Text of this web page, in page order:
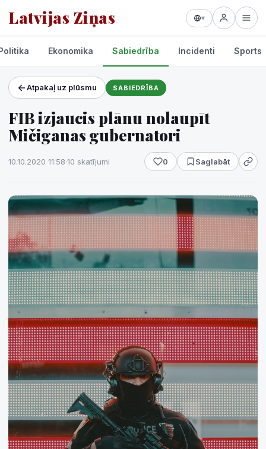
Latvijas Ziņas ▾
Projekti un pakalpojumi
Laikapstākļi
Ekonomika Sabiedrība Incidenti Sports
Atpakaļ uz plūsmu SABIEDRĪBA
FIB izjaucis plānu nolaupīt
Mičiganas gubernatori
10.10.2020 11:58·10 skatījumi 0 Saglabāt